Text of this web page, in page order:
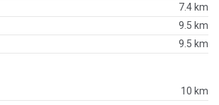
7.4 km
9.5 km
9.5 km
10 km